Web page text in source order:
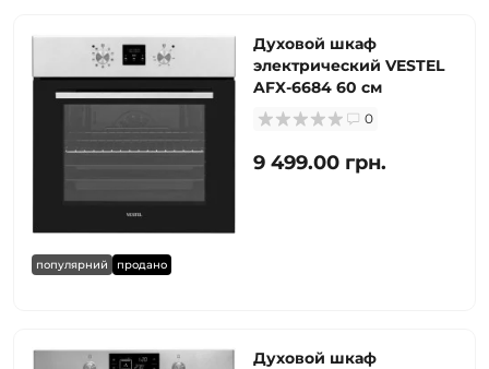
популярний продано
Духовой шкаф
электрический VESTEL
AFX-6684 60 см
0
9 499.00 грн.
Духовой шкаф